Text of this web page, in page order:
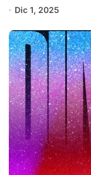
Dic 1, 2025